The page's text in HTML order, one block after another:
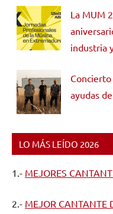
La MUM
industria
ayudas
LO MÁS LEÍDO 2026
1.- MEJORES
2.- MEJOR CANTANTE